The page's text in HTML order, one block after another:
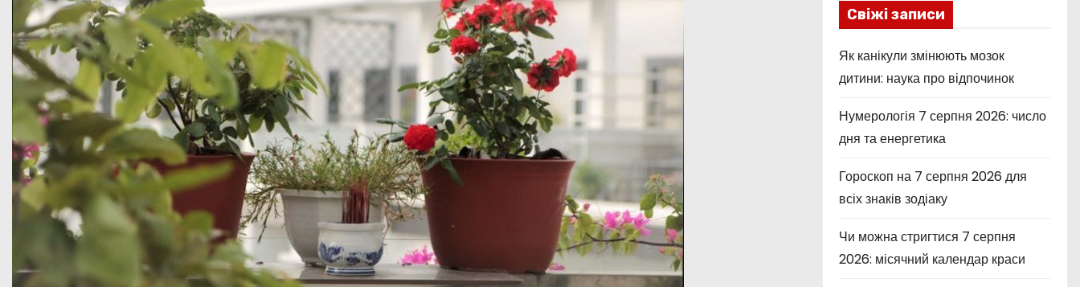
Свіжі записи
Як канікули змінюють мозок
дитини: наука про відпочинок
Нумерологія 7 серпня 2026: число
дня та енергетика
Гороскоп на 7 серпня 2026 для
всіх знаків зодіаку
Чи можна стригтися 7 серпня
2026: місячний календар краси